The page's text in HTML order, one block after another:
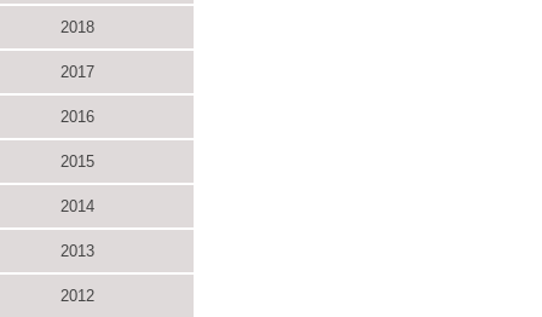
2018
2017
2016
2015
2014
2013
2012